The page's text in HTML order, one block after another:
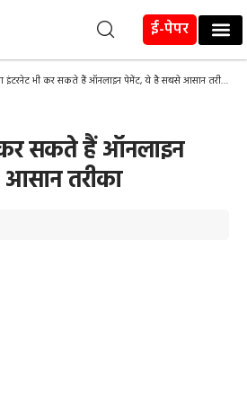
ई-पेपर
इंटरनेट भी कर सकते हैं ऑनलाइन पेमेंट, ये है सबसे आसान तरीका
कर सकते हैं ऑनलाइन
तरीका